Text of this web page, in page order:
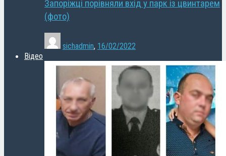
Запоріжці порівняли вхід у парк із цвинтарем
(фото)
sichadmin, 16/02/2022
Відео